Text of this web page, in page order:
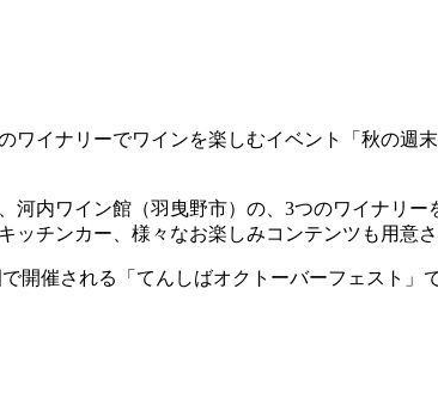
イナリーでワインを楽しむイベント「秋の週
内ワイン館（羽曳野市）の、3つのワイナリ
チンカー、様々なお楽しみコンテンツも用意さ
開催される「てんしばオクトーバーフェスト」